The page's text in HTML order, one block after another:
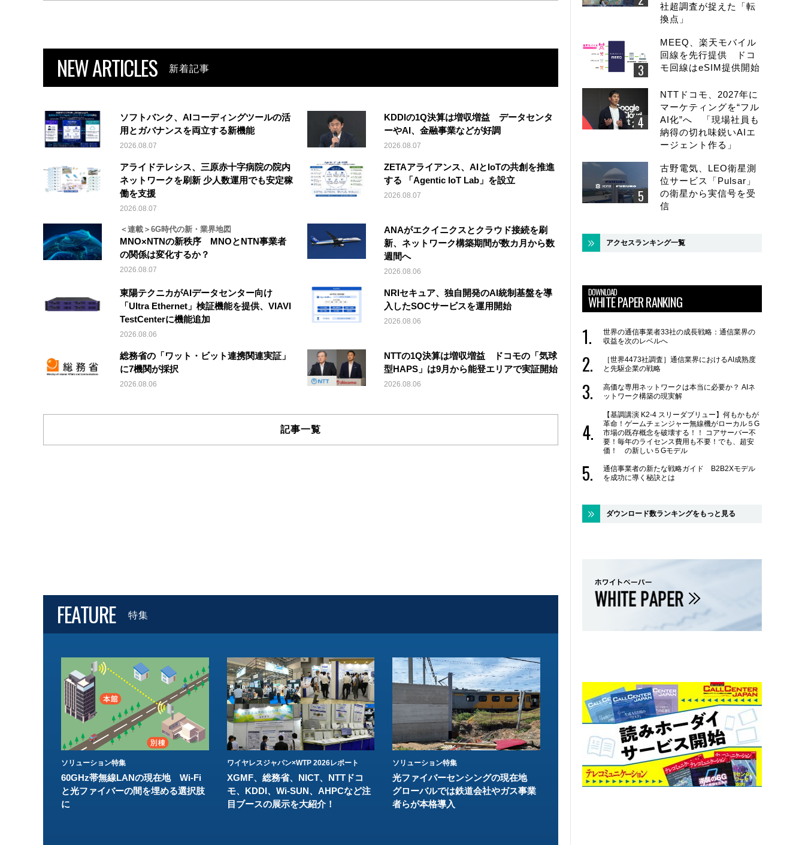
NEW ARTICLES 新着記事
ソフトバンク、AIコーディングツールの活
用とガバナンスを両立する新機能
2026.08.07
KDDIの1Q決算は増収増益 データセンタ
ーやAI、金融事業などが好調
2026.08.07
アライドテレシス、三原赤十字病院の院内
ネットワークを刷新 少人数運用でも安定稼
働を支援
2026.08.07
ZETAアライアンス、AIとIoTの共創を推進
する 「Agentic IoT Lab」を設立
2026.08.07
＜連載＞6G時代の新・業界地図
MNO×NTNの新秩序 MNOとNTN事業者
の関係は変化するか？
2026.08.07
ANAがエクイニクスとクラウド接続を刷
新、ネットワーク構築期間が数カ月から数
週間へ
2026.08.06
東陽テクニカがAIデータセンター向け
「Ultra Ethernet」検証機能を提供、VIAVI
TestCenterに機能追加
2026.08.06
NRIセキュア、独自開発のAI統制基盤を導
入したSOCサービスを運用開始
2026.08.06
総務省の「ワット・ビット連携関連実証」
に7機関が採択
2026.08.06
NTTの1Q決算は増収増益 ドコモの「気球
型HAPS」は9月から能登エリアで実証開始
2026.08.06
記事一覧
FEATURE 特集
ソリューション特集
60GHz帯無線LANの現在地 Wi-Fi
と光ファイバーの間を埋める選択肢
に
ワイヤレスジャパン×WTP 2026レポート
XGMF、総務省、NICT、NTTドコ
モ、KDDI、Wi-SUN、AHPCなど注
目ブースの展示を大紹介！
ソリューション特集
光ファイバーセンシングの現在地
グローバルでは鉄道会社やガス事業
者らが本格導入
イーサネットで作るGPUネットワー
ソリューション特集
6GHz帯Wi-Fiは「
社超調査が捉えた「転
換点」
MEEQ、楽天モバイル
回線を先行提供 ドコ
モ回線はeSIM提供開始
NTTドコモ、2027年に
マーケティングを“フル
AI化”へ 「現場社員も
納得の切れ味鋭いAIエ
ージェント作る」
古野電気、LEO衛星測
位サービス「Pulsar」
の衛星から実信号を受
信
アクセスランキング一覧
DOWNLOAD
WHITE PAPER RANKING
世界の通信事業者33社の成長戦略：通信業界の
収益を次のレベルへ
［世界4473社調査］通信業界におけるAI成熟度
と先駆企業の戦略
高価な専用ネットワークは本当に必要か？ AIネ
ットワーク構築の現実解
【基調講演 K2-4 スリーダブリュー】何もかもが
革命！ゲームチェンジャー無線機がローカル５G
市場の既存概念を破壊する！！ コアサーバー不
要！毎年のライセンス費用も不要！でも、超安
価！ の新しい５Gモデル
通信事業者の新たな戦略ガイド B2B2Xモデル
を成功に導く秘訣とは
ダウンロード数ランキングをもっと見る